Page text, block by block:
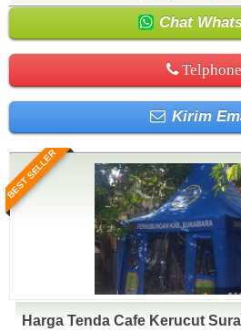
Chat
Telphone
Kirim
BEST SELLER
Harga Tenda Cafe Kerucut